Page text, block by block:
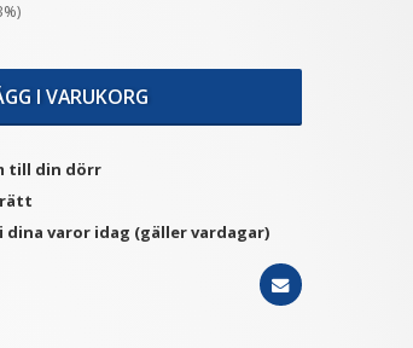
för
B4
VI
I VARUKORG
till din dörr
dina varor idag (gäller vardagar)